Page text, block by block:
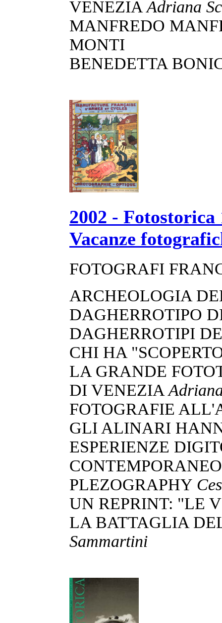
VENEZIAAdriana
MANFREDO
MONTI
BENEDETTA
2002 - Fotostorica
Vacanze
FOTOGRAFI
ARCHEOLOGIA
DAGHERROTIPO
DAGHERROTIPI
CHI HA
LA GRANDE
DI VENEZIA
FOTOGRAFIE
GLI ALINARI
ESPERIENZE
PLEZOGRAPHY
UN REPRINT: "LE
LA BATTAGLIA
Sammartini